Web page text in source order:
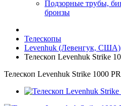
Подзорные трубы,
бронзы
Телескопы
Levenhuk (Левенгук, США)
Телескоп Levenhuk Strike
Телескоп Levenhuk Strike 1000